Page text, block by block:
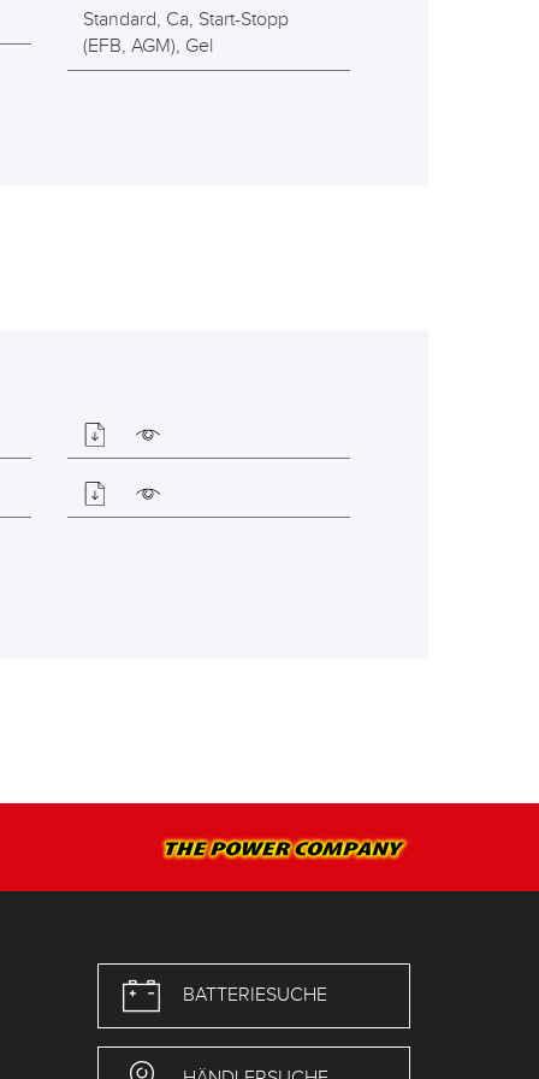
Standard, Ca, Start-Stopp
(EFB, AGM), Gel
BATTERIESUCHE